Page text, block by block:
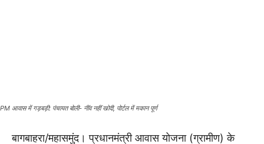
PM आवास में गड़बड़ी: पंचायत बोली- नींव नहीं खोदी, पोर्टल में मकान पूर्ण
बागबाहरा/महासमुंद। प्रधानमंत्री आवास योजना (ग्रामीण) के